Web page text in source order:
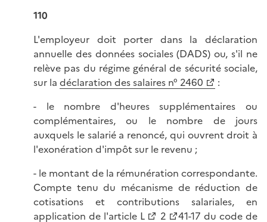
110
L'employeur doit porter dans la déclaration
annuelle des données sociales (DADS) ou, s'il ne
relève pas du régime général de sécurité sociale,
sur la déclaration des salaires n° 2460
:
- le nombre d'heures supplémentaires ou
complémentaires, ou le nombre de jours
auxquels le salarié a renoncé, qui ouvrent droit à
l'exonération d'impôt sur le revenu ;
- le montant de la rémunération correspondante.
Compte tenu du mécanisme de réduction de
cotisations et contributions salariales, en
application de l'article L 2 41-17 du code de